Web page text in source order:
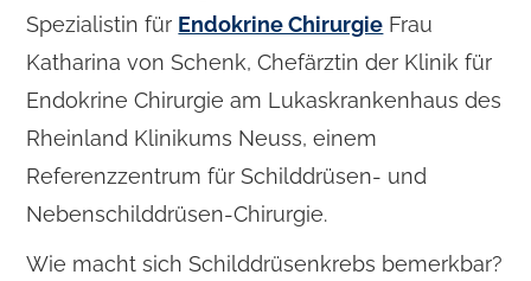
Spezialistin für Endokrine Chirurgie Frau
Katharina von Schenk, Chefärztin der Klinik für
Endokrine Chirurgie am Lukaskrankenhaus des
Rheinland Klinikums Neuss, einem
Referenzzentrum für Schilddrüsen- und
Nebenschilddrüsen-Chirurgie.
Wie macht sich Schilddrüsenkrebs bemerkbar?